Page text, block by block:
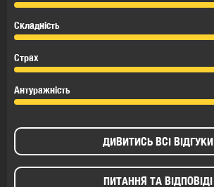
Складність
Страх
Антуражність
ДИВИТИСЬ ВСІ ВІДГУКИ
ПИТАННЯ ТА ВІДПОВІДІ